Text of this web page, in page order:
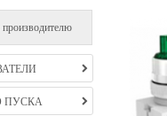
ПУСКА